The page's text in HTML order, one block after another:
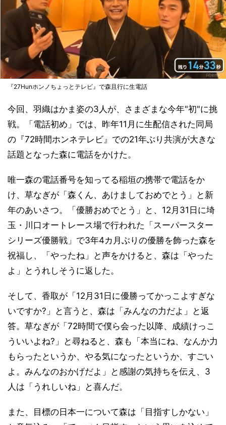
『27Hunホンノちょっとテレビ』で森且行に生電話
今回、羽織はかま姿の3人が、さまざまな今年"初"に挑
戦。「電話初め」では、昨年11月に生配信された同局
の『72時間ホンネテレビ』での21年ぶり共演が大きな
話題となった森に電話をかけた。
唯一森の電話番号を知ってる稲垣の携帯で電話をか
け、草なぎが「森くん、あけましておめでとう」と新
年のあいさつ。「優勝おめでとう」と、12月31日に埼
玉・川口オートレース場で行われた「スーパースター
シリーズ優勝戦」で3年4カ月ぶりの優勝を飾った森を
祝福し、「やったね」と声をかけると、森は「やった
よ」とうれしそうに返した。
そして、香取が「12月31日に優勝ってかっこよすぎな
いですか?」と言うと、森は「みんなの力だよ」と返
答。草なぎが「72時間で僕ら会った以降、成績けっこ
ういいよね?」と尋ねると、森も「本当にね、なんか力
もらったというか、やる気になったというか、すごい
よ。みんなのおかげだよ」と感謝の気持ちを伝え、3
人は「うれしいね」と喜んだ。
また、目標の日本一について森は「目指すしかない」